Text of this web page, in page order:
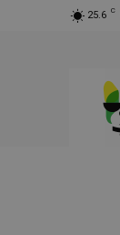
25.6 C